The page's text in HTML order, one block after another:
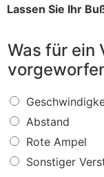
Lassen Sie Ihr
Was für ein
W
a
s
f
ü
r
Abstand
Rote Ampel
Sonstiger